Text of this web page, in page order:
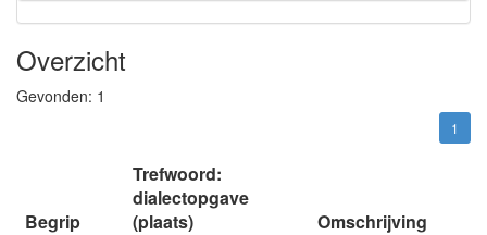
Overzicht
Gevonden: 1
1
Begrip
Trefwoord:
dialectopgave
(plaats)
Omschrijving